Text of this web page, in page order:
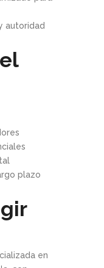
autoridad
plazo
en